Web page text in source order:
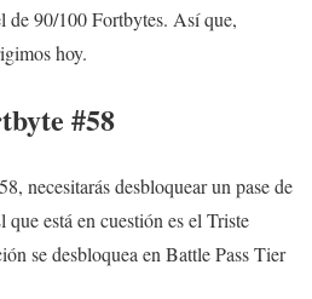
de 90/100 Fortbytes. Así que,
hoy.
#58
necesitarás desbloquear un pase de
está en cuestión es el Triste
se desbloquea en Battle Pass Tier